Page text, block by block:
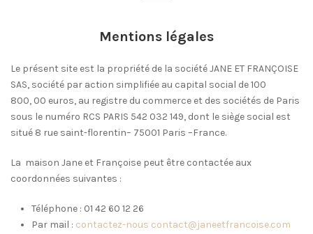
Mentions légales
Le présent site est la propriété de la société JANE ET FRANÇOISE
SAS, société par action simplifiée au capital social de 100
800, 00 euros, au registre du commerce et des sociétés de Paris
sous le numéro RCS PARIS 542 032 149, dont le siège social est
situé 8 rue saint-florentin– 75001 Paris –France.
La maison Jane et Françoise peut être contactée aux
coordonnées suivantes :
Téléphone : 01 42 60 12 26
Par mail : contactez-nous contact@janeetfrancoise.com